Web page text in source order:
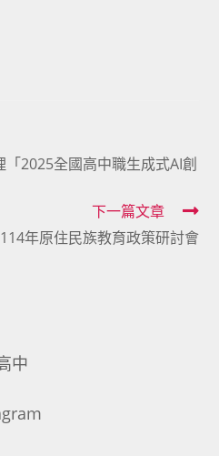
「2025全國高中職生成式AI創
下一篇文章
114年原住民族教育政策研討會
中